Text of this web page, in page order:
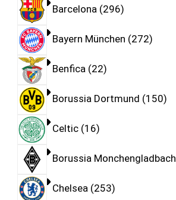
Barcelona 296
Bayern München 272
Benfica 22
Borussia Dortmund 150
Celtic 16
Borussia Monchengladbach
Chelsea 253